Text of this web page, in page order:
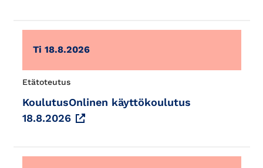
Ti 18.8.2026
Etätoteutus
KoulutusOnlinen käyttökoulutus
18.8.2026